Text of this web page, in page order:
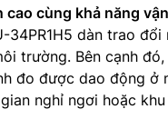
cao cùng khả năng
34PR1H5 dàn trao
trường. Bên cạnh
đo được dao động ở
nghỉ ngơi hoặc